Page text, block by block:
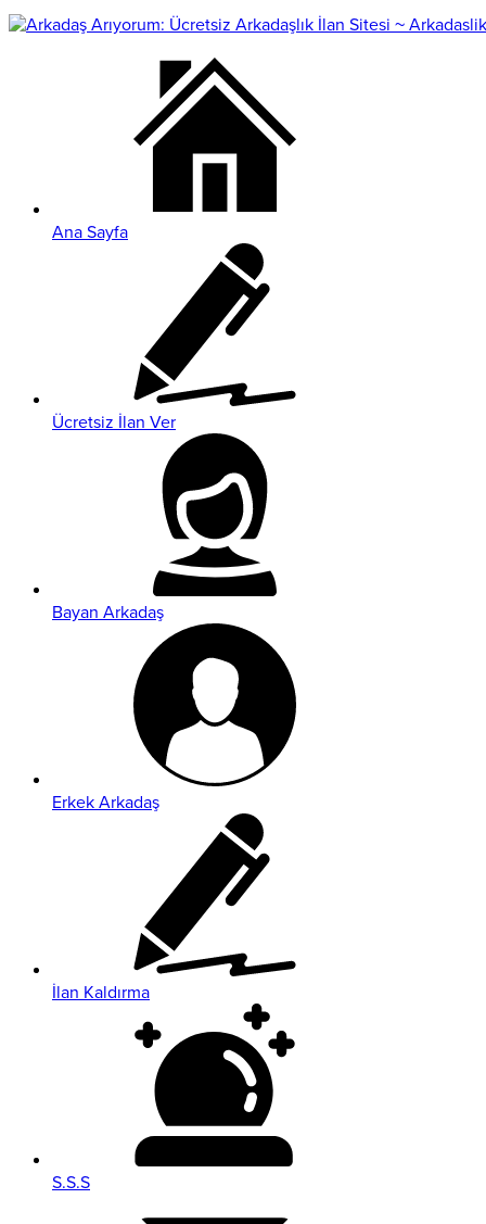
Ana Sayfa
Ücretsiz İlan Ver
Bayan Arkadaş
Erkek Arkadaş
İlan Kaldırma
S.S.S